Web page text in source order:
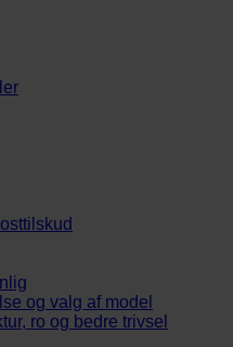
og valg af model
ro og bedre trivsel